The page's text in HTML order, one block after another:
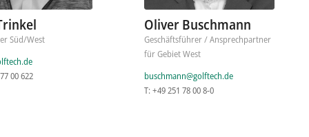
Süd/West
00 622
Oliver Buschmann
Geschäftsführer / Ansprechpartner
für Gebiet West
buschmann@golftech.de
T: +49 251 78 00 8-0